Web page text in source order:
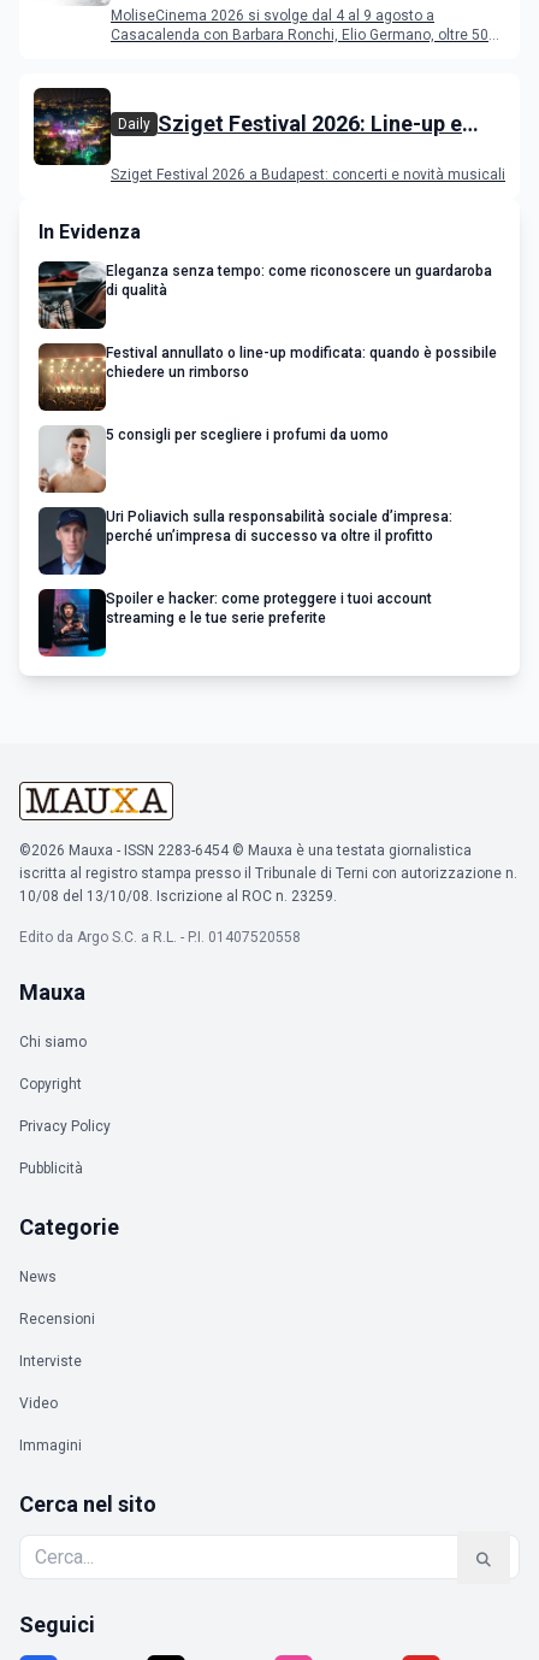
MoliseCinema 2026 si svolge dal 4 al 9 agosto a
Casacalenda con Barbara Ronchi, Elio Germano, oltre 50
Daily Sziget Festival 2026: Line-up e
Sziget Festival 2026 a Budapest: concerti e novità musicali
In Evidenza
Eleganza senza tempo: come riconoscere un guardaroba
di qualità
Festival annullato o line-up modificata: quando è possibile
chiedere un rimborso
5 consigli per scegliere i profumi da uomo
Uri Poliavich sulla responsabilità sociale d’impresa:
perché un’impresa di successo va oltre il profitto
Spoiler e hacker: come proteggere i tuoi account
streaming e le tue serie preferite
©2026 Mauxa - ISSN 2283-6454 © Mauxa è una testata giornalistica
iscritta al registro stampa presso il Tribunale di Terni con autorizzazione n.
10/08 del 13/10/08. Iscrizione al ROC n. 23259.
Edito da Argo S.C. a R.L. - P.I. 01407520558
Mauxa
Chi siamo
Copyright
Privacy Policy
Pubblicità
Categorie
News
Recensioni
Interviste
Video
Immagini
Cerca nel sito
Seguici